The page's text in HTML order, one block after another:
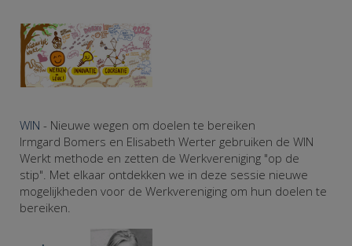
WIN - Nieuwe wegen om doelen te bereiken
Irmgard Bomers en Elisabeth Werter gebruiken de WIN
Werkt methode en zetten de Werkvereniging "op de
stip". Met elkaar ontdekken we in deze sessie nieuwe
mogelijkheden voor de Werkvereniging om hun doelen te
bereiken.